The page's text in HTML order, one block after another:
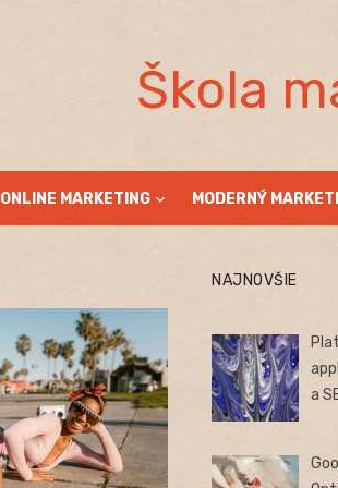
Škola
ONLINE MARKETING MODERNÝ
NAJNOVŠIE
a